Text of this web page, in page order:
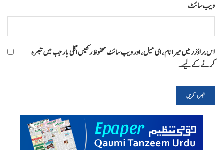
ویب‌ سائٹ
اس براؤزر میں میرا نام، ای میل، اور ویب سائٹ محفوظ رکھیں اگلی بار جب میں تبصرہ
کرنے کےلیے۔